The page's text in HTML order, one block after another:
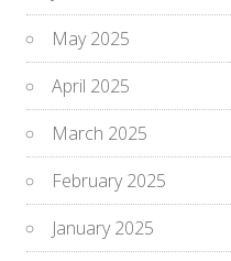
May 2025
April 2025
March 2025
February 2025
January 2025